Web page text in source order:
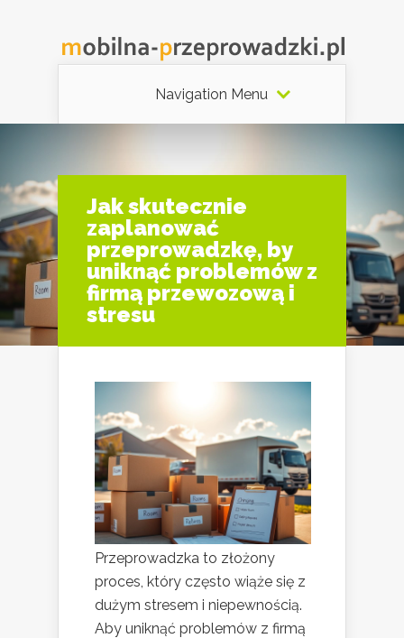
Navigation Menu
Jak skutecznie
zaplanować
przeprowadzkę, by
uniknąć problemów z
firmą przewozową i
stresu
Przeprowadzka to złożony
proces, który często wiąże się z
dużym stresem i niepewnością.
Aby uniknąć problemów z firmą